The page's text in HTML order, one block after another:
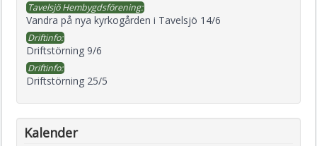
Tavelsjö Hembygdsförening:
Vandra på nya kyrkogården i Tavelsjö 14/6
Driftinfo:
Driftstörning 9/6
Driftinfo:
Driftstörning 25/5
Kalender